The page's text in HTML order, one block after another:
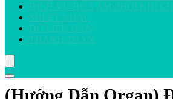
DỊCH VỤ HÒA ÂM PHỐI KHÍ
SHEET NHẠC
DỮ LIỆU ĐÀN
THANH TOÁN
(Hướng Dẫn Organ)